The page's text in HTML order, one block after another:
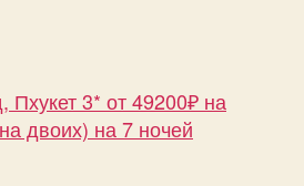
3* от 49200₽ на
двоих) на 7 ночей